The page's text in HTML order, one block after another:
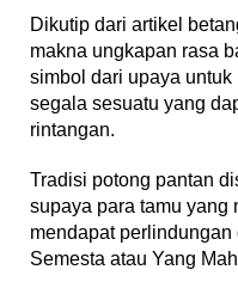
Dikutip dari artikel
makna ungkapan rasa
simbol dari upaya
segala sesuatu yang
rintangan.
Tradisi potong pantan
supaya para tamu yang
mendapat
Semesta atau Yang